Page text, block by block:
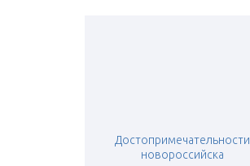
Достопримечательности
новороссийска